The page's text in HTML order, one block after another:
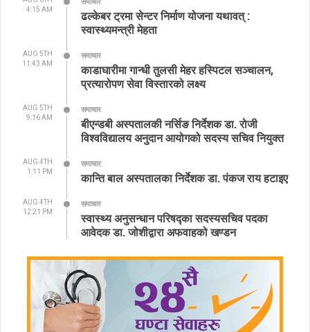
4:15 AM
समाचार
ढल्केबर ट्रमा सेन्टर निर्माण योजना यथावत् :
स्वास्थ्यमन्त्री मेहता
AUG 5TH
11:43 AM
समाचार
काडाघारीमा गान्धी तुलसी मेहर हस्पिटल सञ्चालन,
प्रत्यारोपण सेवा विस्तारको लक्ष्य
AUG 5TH
9:16 AM
समाचार
बीएन्डबी अस्पतालकी नर्सिङ निर्देशक डा. रोजी
विश्वविद्यालय अनुदान आयोगको सदस्य सचिव नियुक्त
AUG 4TH
1:11 PM
समाचार
कान्ति बाल अस्पतालका निर्देशक डा. पंकज राय हटाइए
AUG 4TH
12:21 PM
समाचार
स्वास्थ्य अनुसन्धान परिषद्का सदस्यसचिव पदका
आवेदक डा. जोशीद्वारा अफवाहको खण्डन